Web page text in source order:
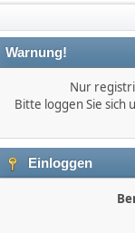
Warnung!
Nur
Bitte loggen Sie sich
Einloggen